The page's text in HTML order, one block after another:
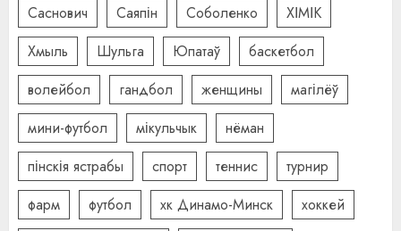
Саснович
Саяпін Соболенко
ХІМІК
Хмыль
Шульга Юпатаў
баскетбол
волейбол
гандбол женщины
магілёў
мини-футбол
мікульчык
нёман
пінскія ястрабы
спорт теннис
турнир
фарм
футбол хк Динамо-Минск
хоккей